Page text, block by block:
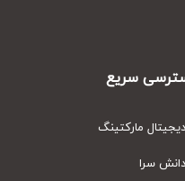
سریع
مارکتینگ
سرا